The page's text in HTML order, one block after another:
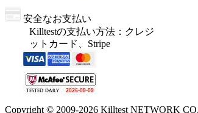
安全なお支払い
Killtestの支払い方法：クレジ
ットカード、Stripe
Copyright © 2009-2026 Killtest NETWORK